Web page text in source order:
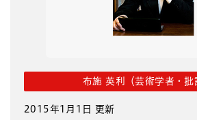
布施 英利（芸術学者・批
2015年1月1日 更新